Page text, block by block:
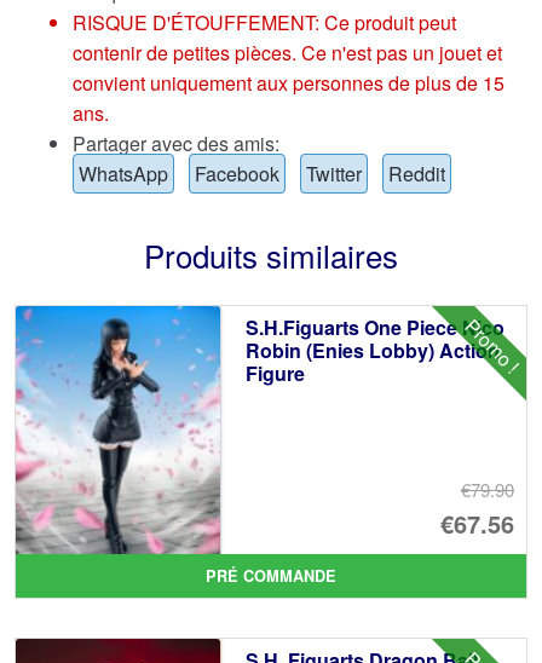
RISQUE D'ÉTOUFFEMENT: Ce produit peut
contenir de petites pièces. Ce n'est pas un jouet et
convient uniquement aux personnes de plus de 15
ans.
Partager avec des amis:
WhatsApp
Facebook Twitter Reddit
Produits similaires
Promo !
S.H.Figuarts One Piece Nico
Robin (Enies Lobby) Action
Figure
€79.90
Le
€67.56
Le
PRÉ COMMANDE